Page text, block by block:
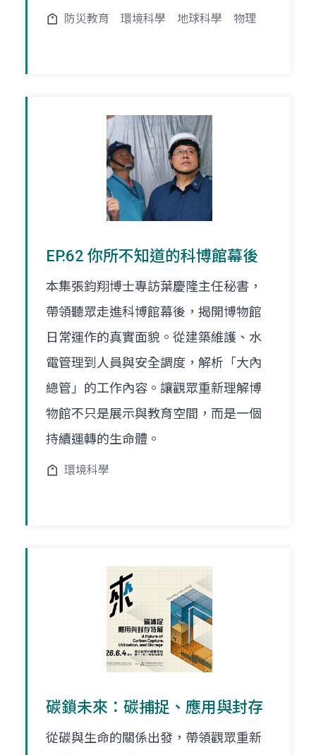
防災教育 環境科學 地球科學 物理
EP.62 你所不知道的科博館幕後
本集張鈞翔博士專訪葉慶隆主任秘書，
帶領聽眾走進科博館幕後，揭開博物館
日常運作的真實面貌。從建築維護、水
電管理到人員與安全調度，解析「大內
總管」的工作內容。讓觀眾重新理解博
物館不只是展示與教育空間，而是一個
持續運轉的生命體。
環境科學
碳鎖未來：碳捕捉、應用與封存
從碳與生命的關係出發，帶領觀眾重新